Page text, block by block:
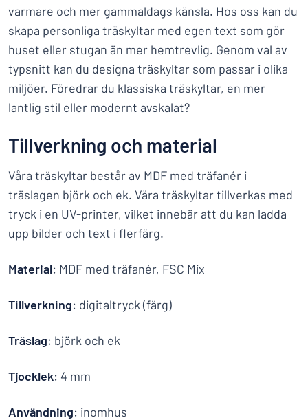
varmare och mer gammaldags känsla. Hos oss kan du
skapa personliga träskyltar med egen text som gör
huset eller stugan än mer hemtrevlig. Genom val av
typsnitt kan du designa träskyltar som passar i olika
miljöer. Föredrar du klassiska träskyltar, en mer
lantlig stil eller modernt avskalat?
Tillverkning och material
Våra träskyltar består av MDF med träfanér i
träslagen björk och ek. Våra träskyltar tillverkas med
tryck i en UV-printer, vilket innebär att du kan ladda
upp bilder och text i flerfärg.
Material: MDF med träfanér, FSC Mix
Tillverkning: digitaltryck (färg)
Träslag: björk och ek
Tjocklek: 4 mm
Användning: inomhus